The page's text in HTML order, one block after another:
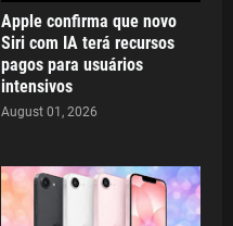
Apple confirma que novo
Siri com IA terá recursos
pagos para usuários
intensivos
August 01, 2026